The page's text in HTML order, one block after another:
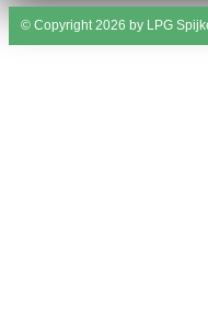
© Copyright 2026 by LPG